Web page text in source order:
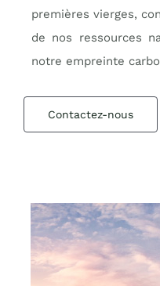
premières vierges,
de nos ressources
notre empreinte
Contactez-nous